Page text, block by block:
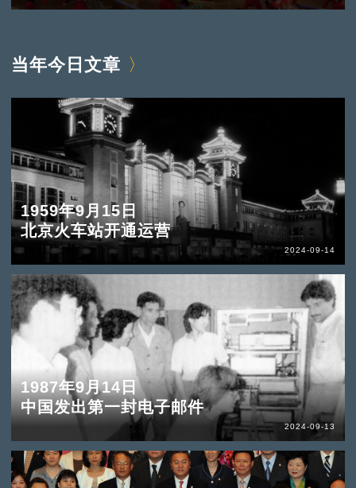
当年今日文章
1959年9月15日
北京火车站开通运营
2024-09-14
1987年9月14日
中国发出第一封电子邮件
2024-09-13